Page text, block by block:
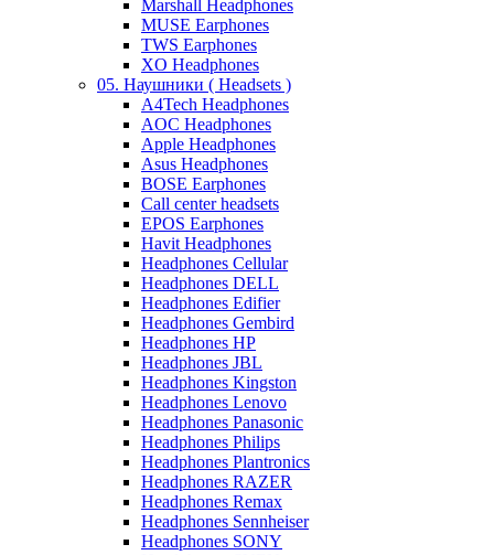
Marshall Headphones
MUSE Earphones
TWS Earphones
XO Headphones
05. Наушники ( Headsets )
A4Tech Headphones
AOC Headphones
Apple Headphones
Asus Headphones
BOSE Earphones
Call center headsets
EPOS Earphones
Havit Headphones
Headphones Cellular
Headphones DELL
Headphones Edifier
Headphones Gembird
Headphones HP
Headphones JBL
Headphones Kingston
Headphones Lenovo
Headphones Panasonic
Headphones Philips
Headphones Plantronics
Headphones RAZER
Headphones Remax
Headphones Sennheiser
Headphones SONY